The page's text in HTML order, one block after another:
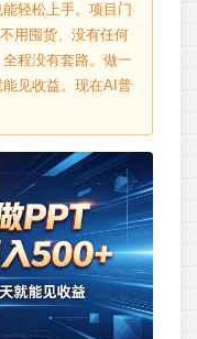
轻松上手。项目门
用囤货、没有任何
程没有套路。做一
见收益。现在AI普